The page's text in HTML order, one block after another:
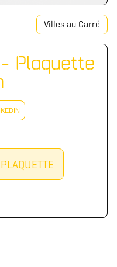
Villes au Carré
Plaquette